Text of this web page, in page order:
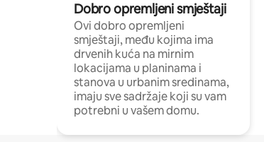
Dobro opremljeni smještaji
Ovi dobro opremljeni
smještaji, među kojima ima
drvenih kuća na mirnim
lokacijama u planinama i
stanova u urbanim sredinama,
imaju sve sadržaje koji su vam
potrebni u vašem domu.